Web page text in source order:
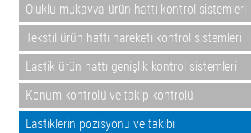
Oluklu mukavva ürün hattı kontrol sistemleri
Tekstil ürün hattı hareketi kontrol sistemleri
Lastik ürün hattı genişlik kontrol sistemleri
Konum kontrolü ve takip kontrolü
Lastiklerin pozisyonu ve takibi